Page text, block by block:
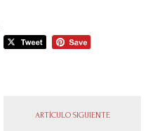
ARTÍCULO SIGUIENTE